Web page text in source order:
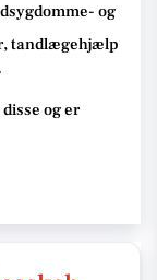
og
tandlægehjælp
og er